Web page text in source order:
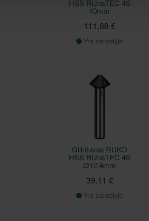
HSS RUnaTEC 4S
40mm
111,88 €
Yra sandėlyje
Gilintuvas RUKO
HSS RUnaTEC 4S
Ø12,4mm
39,11 €
Yra sandėlyje